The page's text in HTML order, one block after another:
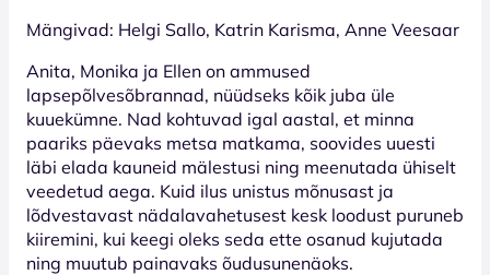
Mängivad: Helgi Sallo, Katrin Karisma, Anne Veesaar
Anita, Monika ja Ellen on ammused
lapsepõlvesõbrannad, nüüdseks kõik juba üle
kuuekümne. Nad kohtuvad igal aastal, et minna
paariks päevaks metsa matkama, soovides uuesti
läbi elada kauneid mälestusi ning meenutada ühiselt
veedetud aega. Kuid ilus unistus mõnusast ja
lõdvestavast nädalavahetusest kesk loodust puruneb
kiiremini, kui keegi oleks seda ette osanud kujutada
ning muutub painavaks õudusunenäoks.